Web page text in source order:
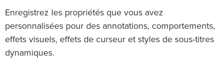
Enregistrez les propriétés que vous avez
personnalisées pour des annotations, comportements,
effets visuels, effets de curseur et styles de sous-titres
dynamiques.